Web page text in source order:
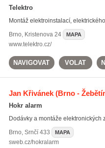
Telektro
Montáž elektroinstalací,
Brno, Kristenova 24 MAPA
www.telektro.cz/
NAVIGOVAT VOLAT
Jan Křivánek(Brno -
Hokr alarm
Dodávky a montáže elektronických
Brno, Srnčí 433 MAPA
sweb.cz/hokralarm